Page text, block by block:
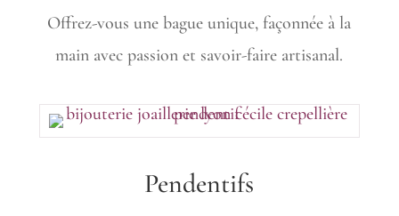
Offrez-vous une bague unique, façonnée à la
main avec passion et savoir-faire artisanal.
Pendentifs